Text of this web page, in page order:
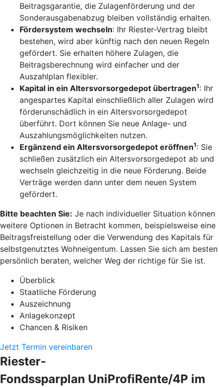
Beitragsgarantie, die Zulagenförderung und der
Sonderausgabenabzug bleiben vollständig erhalten.
Fördersystem wechseln: Ihr Riester-Vertrag bleibt
bestehen, wird aber künftig nach den neuen Regeln
gefördert. Sie erhalten höhere Zulagen, die
Beitragsberechnung wird einfacher und der
Auszahlplan flexibler.
Kapital in ein Altersvorsorgedepot übertragen1: Ihr
angespartes Kapital einschließlich aller Zulagen wird
förderunschädlich in ein Altersvorsorgedepot
überführt. Dort können Sie neue Anlage- und
Auszahlungsmöglichkeiten nutzen.
Ergänzend ein Altersvorsorgedepot eröffnen1: Sie
schließen zusätzlich ein Altersvorsorgedepot ab und
wechseln gleichzeitig in die neue Förderung. Beide
Verträge werden dann unter dem neuen System
gefördert.
Bitte beachten Sie: Je nach individueller Situation können
weitere Optionen in Betracht kommen, beispielsweise eine
Beitragsfreistellung oder die Verwendung des Kapitals für
selbstgenutztes Wohneigentum. Lassen Sie sich am besten
persönlich beraten, welcher Weg der richtige für Sie ist.
Überblick
Staatliche Förderung
Auszeichnung
Anlagekonzept
Chancen & Risiken
Jetzt Termin vereinbaren
Riester-
Fondssparplan UniProfiRente/4P im